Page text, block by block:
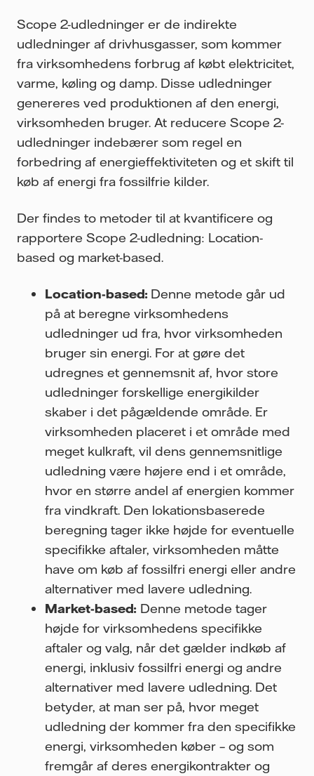
Scope 2-udledninger er de indirekte
udledninger af drivhusgasser, som kommer
fra virksomhedens forbrug af købt elektricitet,
varme, køling og damp. Disse udledninger
genereres ved produktionen af den energi,
virksomheden bruger. At reducere Scope 2-
udledninger indebærer som regel en
forbedring af energieffektiviteten og et skift til
køb af energi fra fossilfrie kilder.
Der findes to metoder til at kvantificere og
rapportere Scope 2-udledning: Location-
based og market-based.
Location-based: Denne metode går ud
på at beregne virksomhedens
udledninger ud fra, hvor virksomheden
bruger sin energi. For at gøre det
udregnes et gennemsnit af, hvor store
udledninger forskellige energikilder
skaber i det pågældende område. Er
virksomheden placeret i et område med
meget kulkraft, vil dens gennemsnitlige
udledning være højere end i et område,
hvor en større andel af energien kommer
fra vindkraft. Den lokationsbaserede
beregning tager ikke højde for eventuelle
specifikke aftaler, virksomheden måtte
have om køb af fossilfri energi eller andre
alternativer med lavere udledning.
Market-based: Denne metode tager
højde for virksomhedens specifikke
aftaler og valg, når det gælder indkøb af
energi, inklusiv fossilfri energi og andre
alternativer med lavere udledning. Det
betyder, at man ser på, hvor meget
udledning der kommer fra den specifikke
energi, virksomheden køber – og som
fremgår af deres energikontrakter og